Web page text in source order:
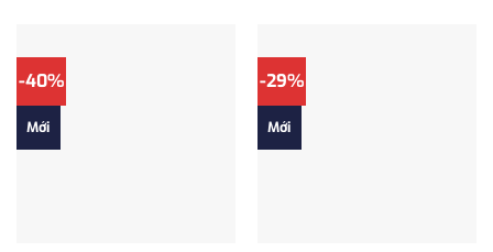
-40%
Mới
-29%
Mới